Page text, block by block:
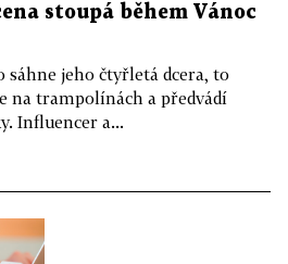
stoupá během Vánoc
sáhne jeho čtyřletá dcera, to
na trampolínách a předvádí
Influencer a...